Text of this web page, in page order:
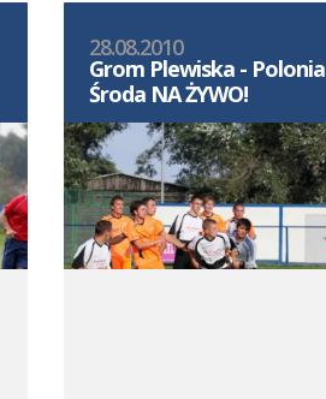
28.08.2010
Grom Plewiska - Polonia
Środa NA ŻYWO!